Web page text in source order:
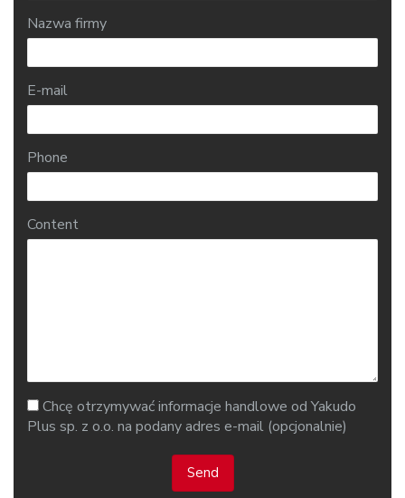
Nazwa firmy
E-mail
Phone
Content
Chcę otrzymywać informacje handlowe od Yakudo
Plus sp. z o.o. na podany adres e-mail (opcjonalnie)
Send